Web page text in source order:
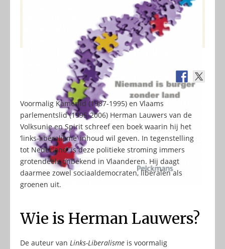
Voormalig Kamerlid (1987-1995) en Vlaams
parlementslid (1995-2006) Herman Lauwers van de
Volksunie en Spirit schreef een boek waarin hij het
‘links-liberalisme’ inhoud wil geven. In tegenstelling
tot Nederland, is deze politieke stroming immers
grotendeels onbekend in Vlaanderen. Hij daagt
daarmee zowel sociaaldemocraten, liberalen als
groenen uit.
Wie is Herman Lauwers?
De auteur van Links-Liberalisme is voormalig